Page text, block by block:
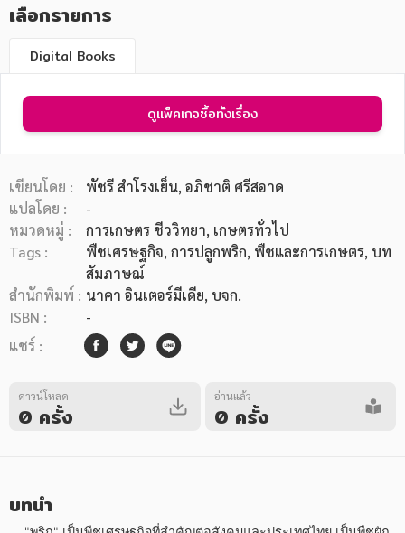
หมวดหมู่หนังสือ
หมวดหมู่ยอดนิยม
หนังสือออกใหม่ หนังสือยอดนิยม หนังสือเช่า
อีบุ๊กอ่านฟรี
หมวดหมู่หนังสือ
เลือกรายการ
Digital Books
ดูแพ็คเกจซื้อทั้งเรื่อง
เขียนโดย :
พัชรี สำโรงเย็น, อภิชาติ ศรีสอาด
แปลโดย :
-
หมวดหมู่ :
การเกษตร ชีววิทยา, เกษตรทั่วไป
Tags :
พืชเศรษฐกิจ, การปลูกพริก, พืชและการเกษตร, บท
สัมภาษณ์
สำนักพิมพ์ : นาคา อินเตอร์มีเดีย, บจก.
ISBN :
-
แชร์ :
ดาวน์โหลด
0 ครั้ง
อ่านแล้ว
0 ครั้ง
บทนำ